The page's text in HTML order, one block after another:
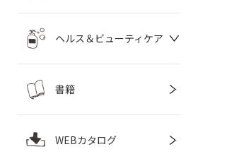
ヘルス＆ビューティケア
書籍
WEBカタログ